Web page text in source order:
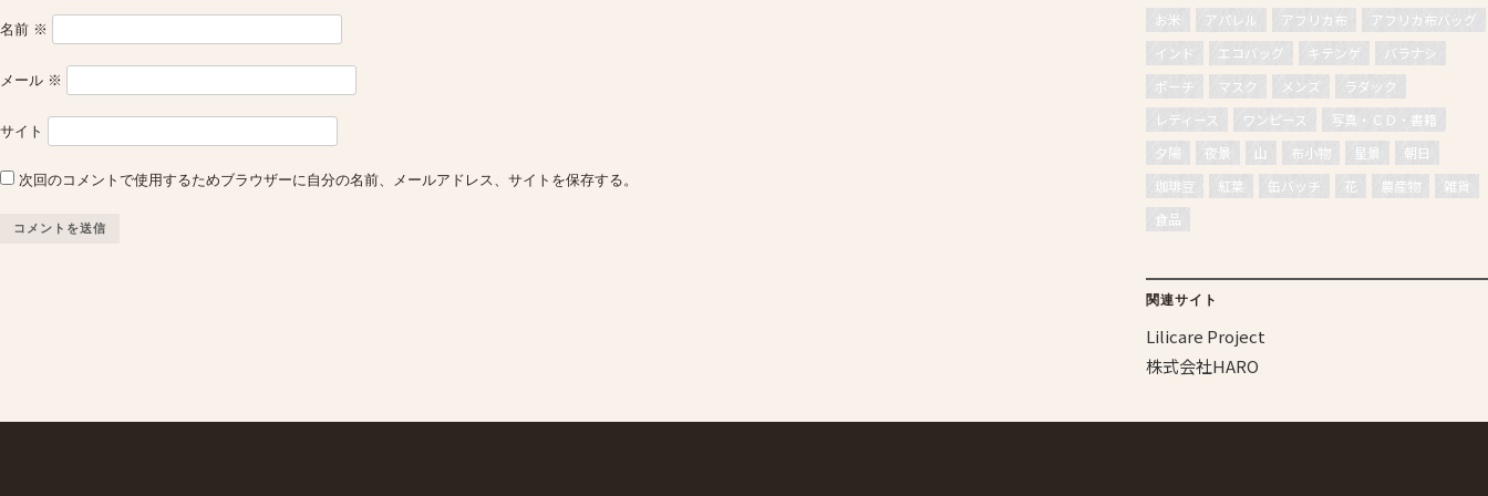
名前 ※
メール ※
サイト
次回のコメントで使用するためブラウザーに自分の名前、メールアドレス、サイトを保存する。
お米 アパレル アフリカ布
アフリカ布バッグ
インド
エコバッグ キテンゲ
バラナシ
ポーチ
マスク メンズ
ラダック
レディース
ワンピース
写真・ＣＤ・書籍
夕陽
夜景 山 布小物 星景
朝日
珈琲豆
紅葉 缶バッチ 花 農産物
雑貨
食品
関連サイト
Lilicare Project
株式会社HARO